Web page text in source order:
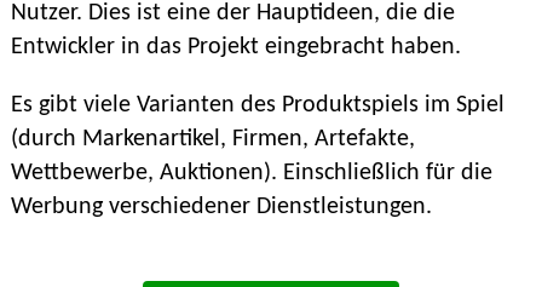
Nutzer. Dies ist eine der Hauptideen, die die
Entwickler in das Projekt eingebracht haben.
Es gibt viele Varianten des Produktspiels im Spiel
(durch Markenartikel, Firmen, Artefakte,
Wettbewerbe, Auktionen). Einschließlich für die
Werbung verschiedener Dienstleistungen.